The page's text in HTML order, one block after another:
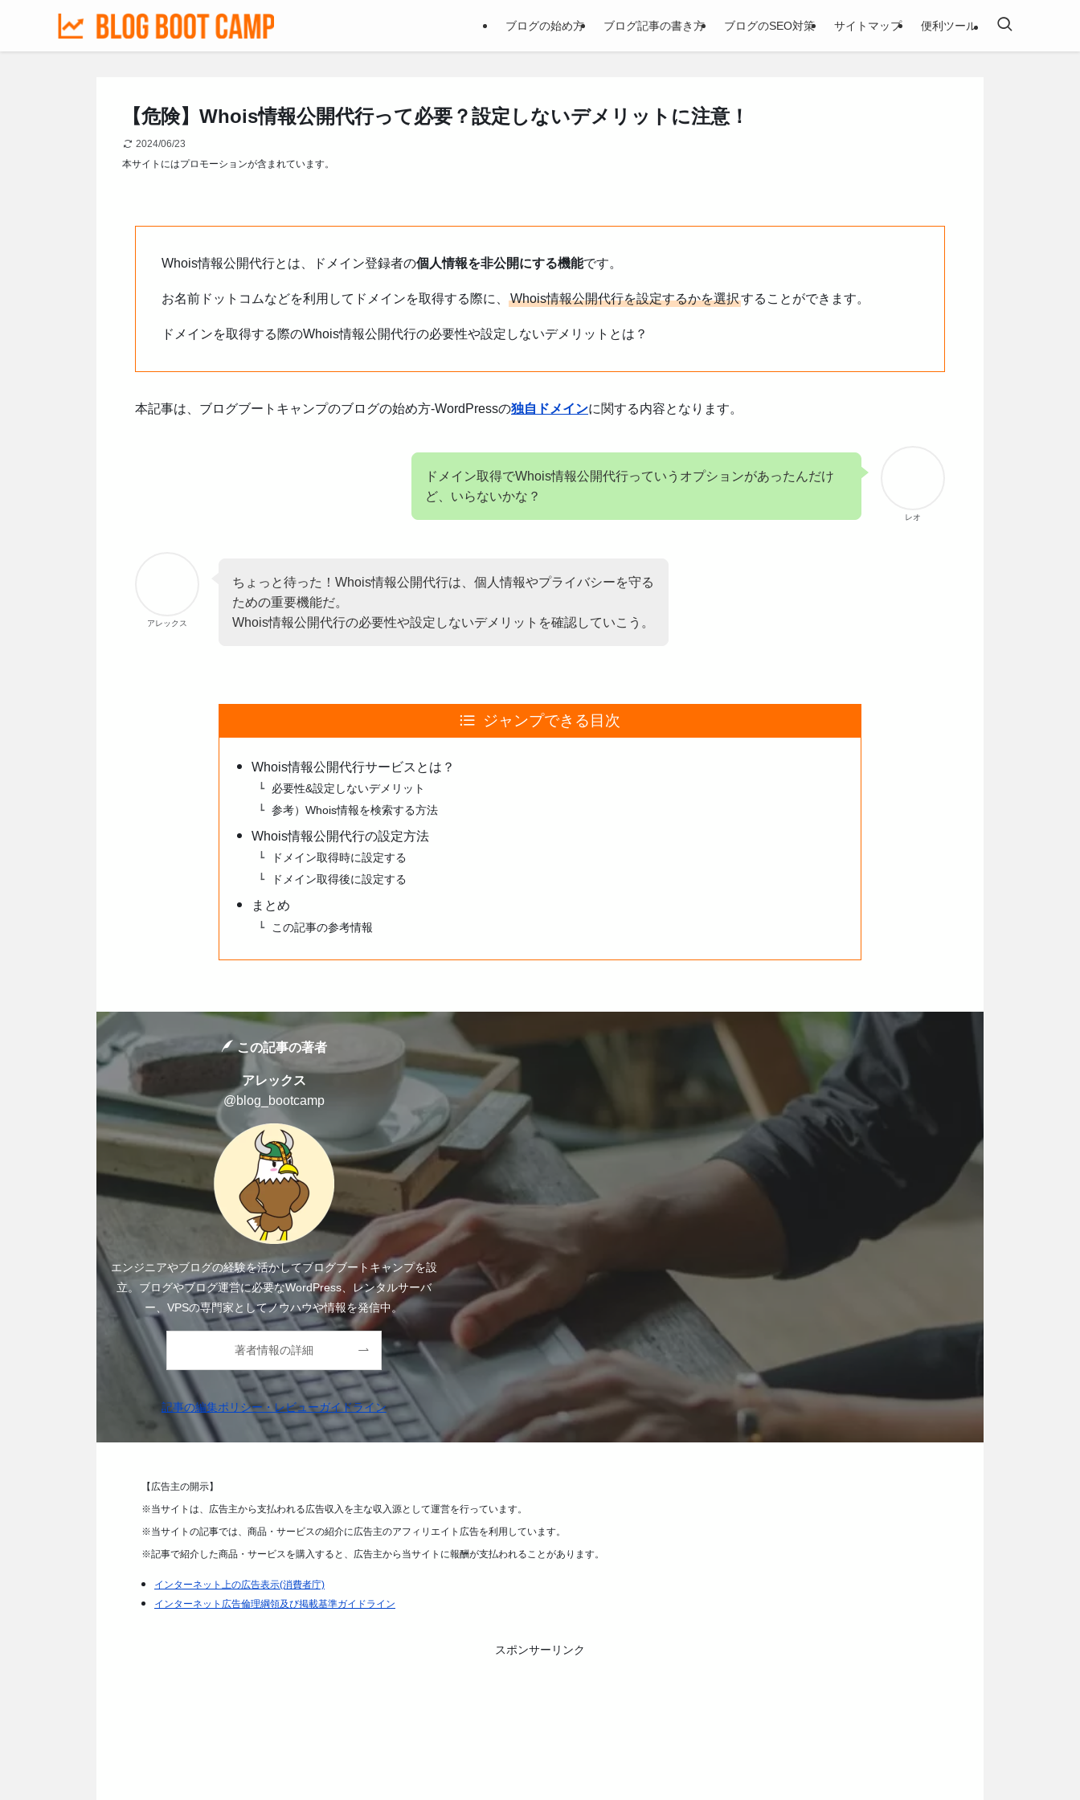
ブログの始め方 ブログ記事の書き方 ブログのSEO対策 サイトマップ 便利ツール
【危険】Whois情報公開代行って必要？設定しないデメリットに注意！
2024/06/23
本サイトにはプロモーションが含まれています。
Whois情報公開代行とは、ドメイン登録者の個人情報を非公開にする機能です。
お名前ドットコムなどを利用してドメインを取得する際に、 Whois情報公開代行を設定するかを選択することができます。
ドメインを取得する際のWhois情報公開代行の必要性や設定しないデメリットとは？
本記事は、ブログブートキャンプのブログの始め方-WordPressの独自ドメインに関する内容となります。
レオ
ドメイン取得でWhois情報公開代行っていうオプションがあったんだけ
ど、いらないかな？
アレックス
ちょっと待った！Whois情報公開代行は、個人情報やプライバシーを守る
ための重要機能だ。
Whois情報公開代行の必要性や設定しないデメリットを確認していこう。
ジャンプできる目次
Whois情報公開代行サービスとは？
必要性&設定しないデメリット
参考）Whois情報を検索する方法
Whois情報公開代行の設定方法
ドメイン取得時に設定する
ドメイン取得後に設定する
まとめ
この記事の参考情報
この記事の著者
アレックス
@blog_bootcamp
エンジニアやブログの経験を活かしてブログブートキャンプを設
立。ブログやブログ運営に必要なWordPress、レンタルサーバ
ー、VPSの専門家としてノウハウや情報を発信中。
著者情報の詳細
記事の編集ポリシー・レビューガイドライン
【広告主の開示】
※当サイトは、広告主から支払われる広告収入を主な収入源として運営を行っています。
※当サイトの記事では、商品・サービスの紹介に広告主のアフィリエイト広告を利用しています。
※記事で紹介した商品・サービスを購入すると、広告主から当サイトに報酬が支払われることがあります。
インターネット上の広告表示(消費者庁)
インターネット広告倫理綱領及び掲載基準ガイドライン
スポンサーリンク